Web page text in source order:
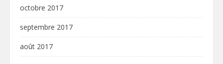
octobre 2017
septembre 2017
août 2017